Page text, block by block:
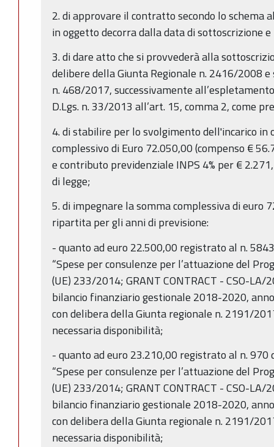
2. di approvare il contratto secondo lo schema
in oggetto decorra dalla data di sottoscrizione
3. di dare atto che si provvederà alla
delibere della Giunta Regionale n. 2416/2008
n. 468/2017, successivamente
D.Lgs. n. 33/2013 all’art. 15, comma 2, come
4. di stabilire per lo svolgimento dell'incarico in
complessivo di Euro 72.050,00 (compenso €
e contributo previdenziale INPS 4% per €
di legge;
5. di impegnare la somma complessiva di euro
ripartita per gli anni di previsione:
- quanto ad euro 22.500,00 registrato al n.
“Spese per consulenze per l’attuazione del
(UE) 233/2014; GRANT CONTRACT - CSO-
bilancio finanziario gestionale 2018-2020,
con delibera della Giunta regionale n. 2191/
necessaria disponibilità;
- quanto ad euro 23.210,00 registrato al n.
“Spese per consulenze per l’attuazione del
(UE) 233/2014; GRANT CONTRACT - CSO-
bilancio finanziario gestionale 2018-2020,
con delibera della Giunta regionale n. 2191/
necessaria disponibilità;